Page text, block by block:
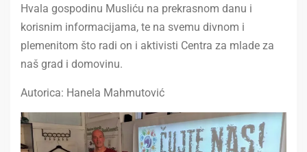
Hvala gospodinu Musliću na prekrasnom danu i
korisnim informacijama, te na svemu divnom i
plemenitom što radi on i aktivisti Centra za mlade za
naš grad i domovinu.
Autorica: Hanela Mahmutović